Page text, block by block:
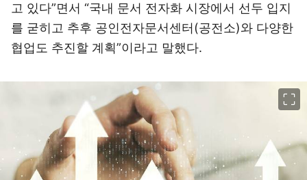
고 있다”면서 “국내 문서 전자화 시장에서 선두 입지
를 굳히고 추후 공인전자문서센터(공전소)와 다양한
협업도 추진할 계획”이라고 말했다.